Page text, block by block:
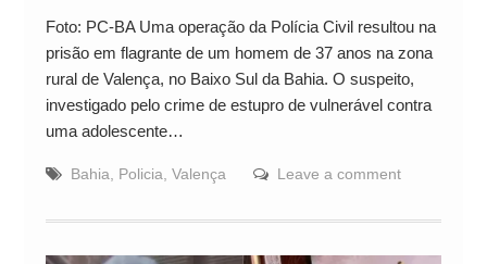
Foto: PC-BA Uma operação da Polícia Civil resultou na
prisão em flagrante de um homem de 37 anos na zona
rural de Valença, no Baixo Sul da Bahia. O suspeito,
investigado pelo crime de estupro de vulnerável contra
uma adolescente…
Bahia, Policia, Valença Leave a comment